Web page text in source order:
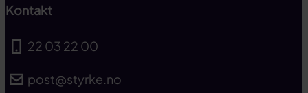
Kontakt
22 03 22 00
post@styrke.no